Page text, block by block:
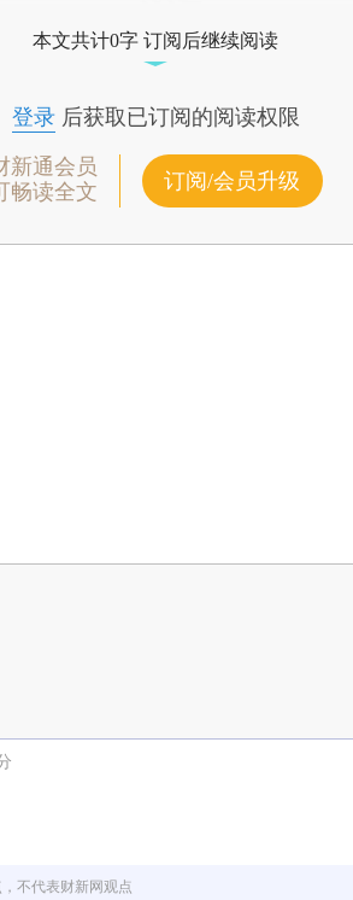
本文共计0字 订阅后继续阅读
登录后获取已订阅的阅读权限
新通会员
畅读全文
订阅/会员升级
不代表财新网观点